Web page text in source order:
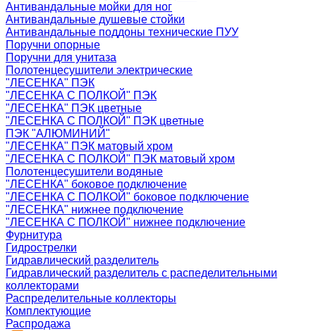
Антивандальные мойки для ног
Антивандальные душевые стойки
Антивандальные поддоны технические ПУУ
Поручни опорные
Поручни для унитаза
Полотенцесушители электрические
"ЛЕСЕНКА" ПЭК
"ЛЕСЕНКА С ПОЛКОЙ" ПЭК
"ЛЕСЕНКА" ПЭК цветные
"ЛЕСЕНКА С ПОЛКОЙ" ПЭК цветные
ПЭК "АЛЮМИНИЙ"
"ЛЕСЕНКА" ПЭК матовый хром
"ЛЕСЕНКА С ПОЛКОЙ" ПЭК матовый хром
Полотенцесушители водяные
"ЛЕСЕНКА" боковое подключение
"ЛЕСЕНКА С ПОЛКОЙ" боковое подключение
"ЛЕСЕНКА" нижнее подключение
"ЛЕСЕНКА С ПОЛКОЙ" нижнее подключение
Фурнитура
Гидрострелки
Гидравлический разделитель
Гидравлический разделитель с распеделительными
коллекторами
Распределительные коллекторы
Комплектующие
Распродажа